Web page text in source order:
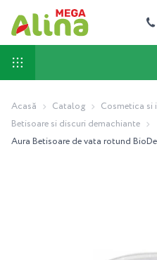
Acasă Catalog Cosmetica si
Betisoare si discuri demachiante
Aura Betisoare de vata rotund